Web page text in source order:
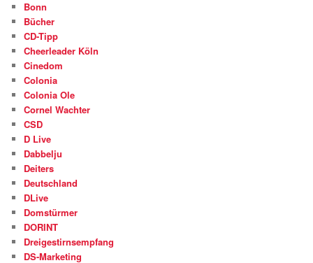
Bonn
Bücher
CD-Tipp
Cheerleader Köln
Cinedom
Colonia
Colonia Ole
Cornel Wachter
CSD
D Live
Dabbelju
Deiters
Deutschland
DLive
Domstürmer
DORINT
Dreigestirnsempfang
DS-Marketing